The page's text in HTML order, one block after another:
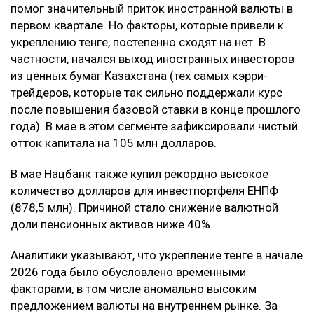
помог значительный приток иностранной валюты в
первом квартале. Но факторы, которые привели к
укреплению тенге, постепенно сходят на нет. В
частности, начался выход иностранных инвесторов
из ценных бумаг Казахстана (тех самых кэрри-
трейдеров, которые так сильно поддержали курс
после повышения базовой ставки в конце прошлого
года). В мае в этом сегменте зафиксировали чистый
отток капитала на 105 млн долларов.
В мае Нацбанк также купил рекордно высокое
количество долларов для инвестпортфеля ЕНПФ
(878,5 млн). Причиной стало снижение валютной
доли пенсионных активов ниже 40%.
Аналитики указывают, что укрепление тенге в начале
2026 года было обусловлено временными
факторами, в том числе аномально высоким
предложением валюты на внутреннем рынке. За